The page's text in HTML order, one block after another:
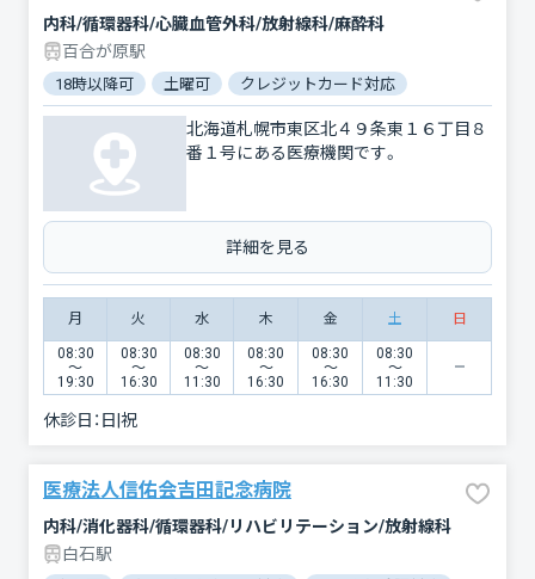
内科/循環器科/心臓血管外科/放射線科/麻酔科
百合が原駅
18時以降可 土曜可 クレジットカード対応
北海道札幌市東区北４９条東１６丁目８
番１号にある医療機関です。
詳細を見る
月 火 水 木 金 土 日
08:30
〜
19:30
08:30
〜
16:30
08:30
〜
11:30
08:30
〜
16:30
08:30
〜
16:30
08:30
〜
11:30
休診日： 日|祝
医療法人信佑会吉田記念病院
内科/消化器科/循環器科/リハビリテーション/放射線科
白石駅